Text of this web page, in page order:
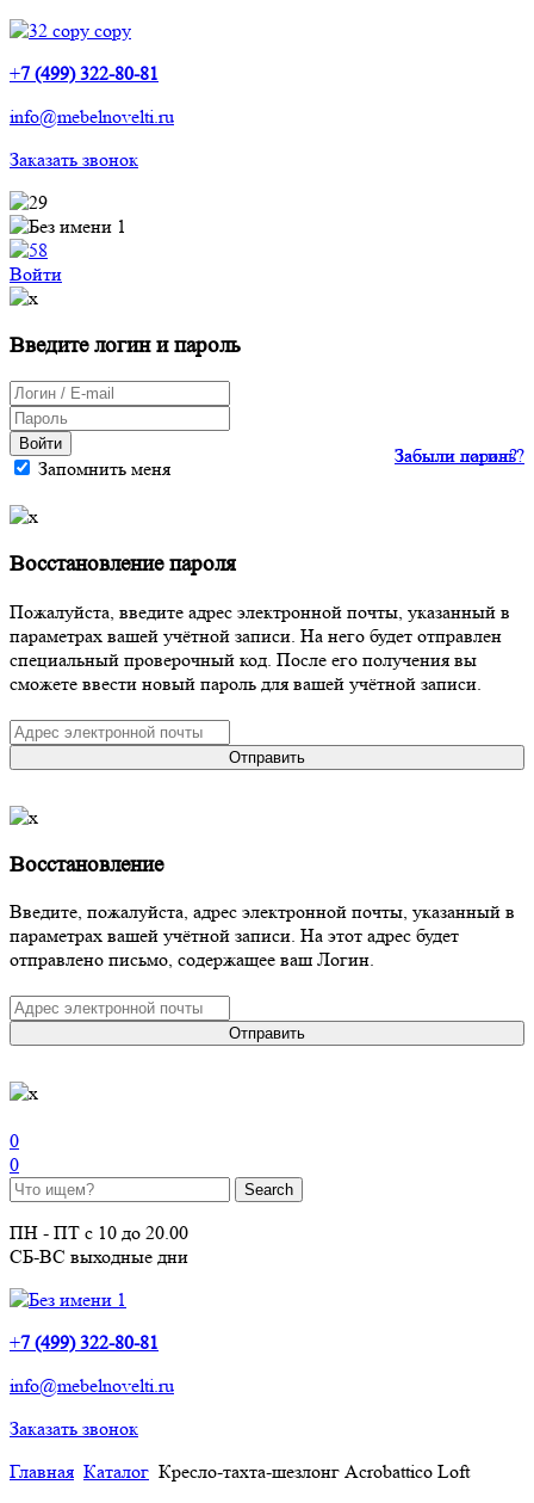
+7 (499) 322-80-81
info@mebelnovelti.ru
Заказать звонок
Войти
Введите логин и пароль
Войти
Запомнить меня
Забыли пароль?
Забыли логин?
Восстановление пароля
Пожалуйста, введите адрес электронной почты, указанный в
параметрах вашей учётной записи. На него будет отправлен
специальный проверочный код. После его получения вы
сможете ввести новый пароль для вашей учётной записи.
Отправить
Восстановление
Введите, пожалуйста, адрес электронной почты, указанный в
параметрах вашей учётной записи. На этот адрес будет
отправлено письмо, содержащее ваш Логин.
Отправить
0
0
ПН - ПТ с 10 до 20.00
СБ-ВС выходные дни
+7 (499) 322-80-81
info@mebelnovelti.ru
Заказать звонок
Главная Каталог Кресло-тахта-шезлонг Acrobattico Loft